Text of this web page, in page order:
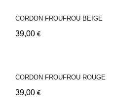
CORDON FROUFROU BEIGE
39,00 €
CORDON FROUFROU ROUGE
39,00 €